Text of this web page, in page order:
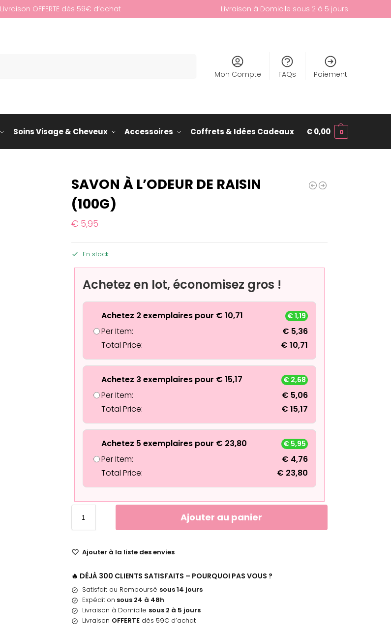
Livraison OFFERTE dès 59€ d’achat Livraison à Domicile sous 2 à 5 jours
Mon Compte FAQs Paiement
Soins Visage & Cheveux Accessoires Coffrets & Idées Cadeaux €0,00 0
SAVON À L’ODEUR DE RAISIN
(100G)
€5,95
En stock
Achetez en lot, économisez gros !
Achetez 2 exemplaires pour € 10,71 €1,19
Per Item: € 5,36
Total Price:
€ 10,71
Achetez 3 exemplaires pour € 15,17 € 2,68
Per Item: € 5,06
Total Price:
€ 15,17
Achetez 5 exemplaires pour € 23,80 € 5,95
Per Item: € 4,76
Total Price:
€ 23,80
Ajouter au panier
Ajouter à la liste des envies
🔥 DÉJÀ 300 CLIENTS SATISFAITS – POURQUOI PAS VOUS ?
Satisfait ou Remboursé sous 14 jours
Expédition sous 24 à 48h
Livraison à Domicile sous 2 à 5 jours
Livraison OFFERTEdès 59€ d’achat